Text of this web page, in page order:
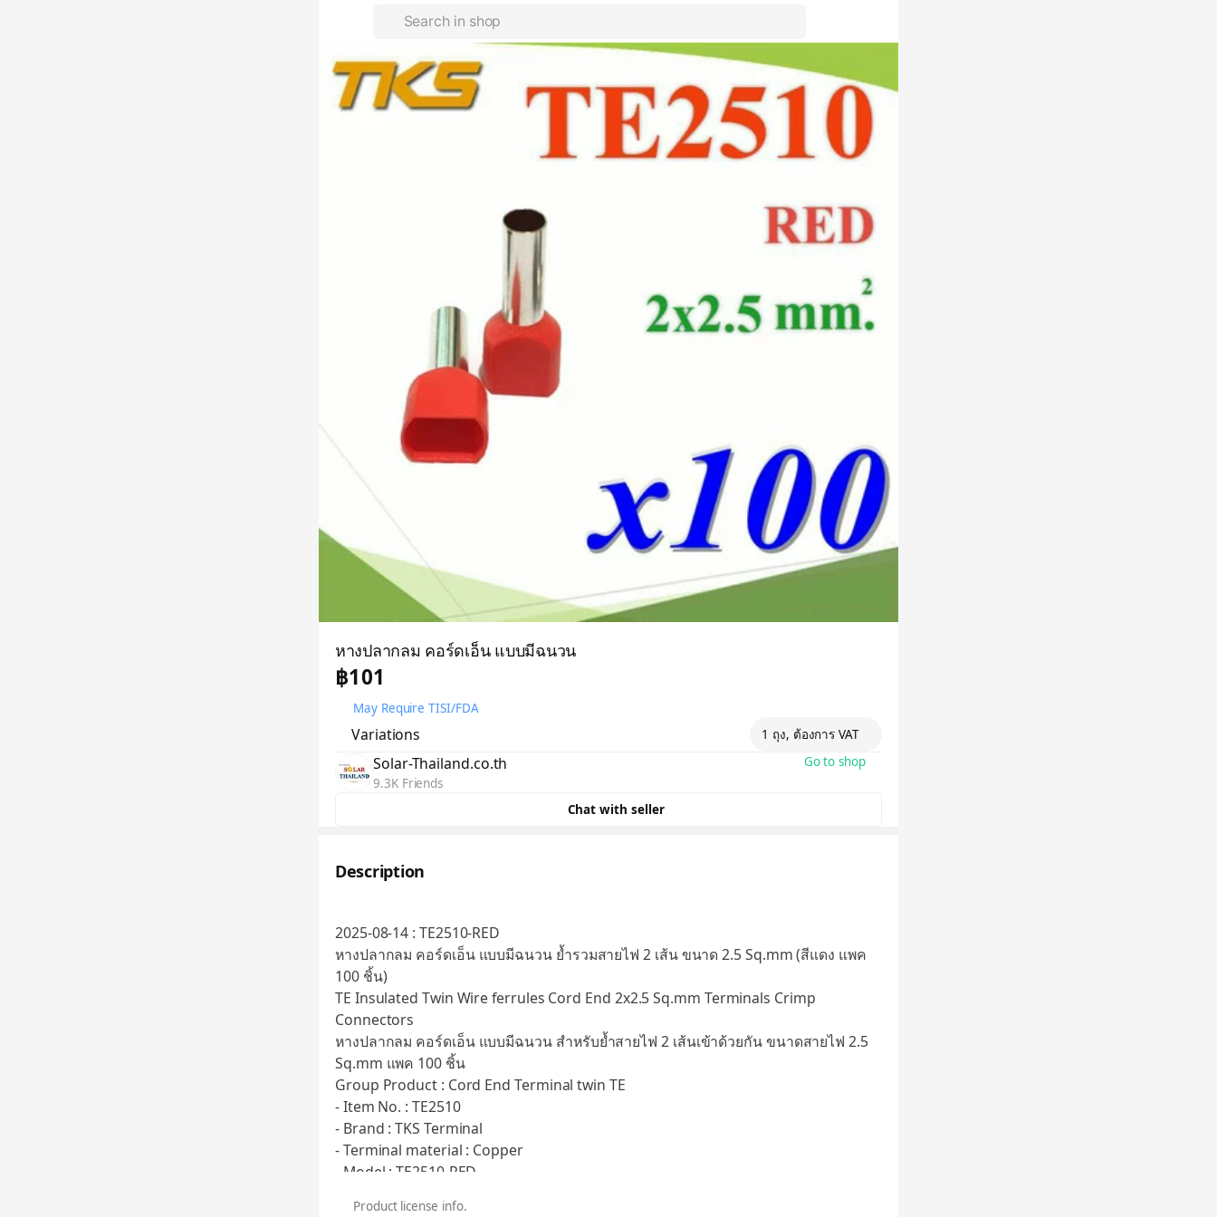
หางปลากลม คอร์ดเอ็น แบบมีฉนวน
฿101
May Require TISI/FDA
Variations 1 ถุง, ต้องการ VAT
Solar-Thailand.co.th
9.3K Friends
Go to shop
Chat with seller
Description
2025-08-14 : TE2510-RED
หางปลากลม คอร์ดเอ็น แบบมีฉนวน ย้ำรวมสายไฟ 2 เส้น ขนาด 2.5 Sq.mm (สีแดง แพค
100 ชิ้น)
TE Insulated Twin Wire ferrules Cord End 2x2.5 Sq.mm Terminals Crimp
Connectors
หางปลากลม คอร์ดเอ็น แบบมีฉนวน สำหรับย้ำสายไฟ 2 เส้นเข้าด้วยกัน ขนาดสายไฟ 2.5
Sq.mm แพค 100 ชิ้น
Group Product : Cord End Terminal twin TE
- Item No. : TE2510
- Brand : TKS Terminal
- Terminal material : Copper
- Model : TE2510-RED
Product license info.